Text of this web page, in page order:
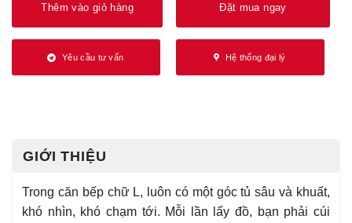
Thêm vào giỏ hàng Đặt mua ngay
Yêu cầu tư vấn Hệ thống đại lý
GIỚI THIỆU
Trong căn bếp chữ L, luôn có một góc tủ sâu và khuất,
khó nhìn, khó chạm tới. Mỗi lần lấy đồ, bạn phải cúi